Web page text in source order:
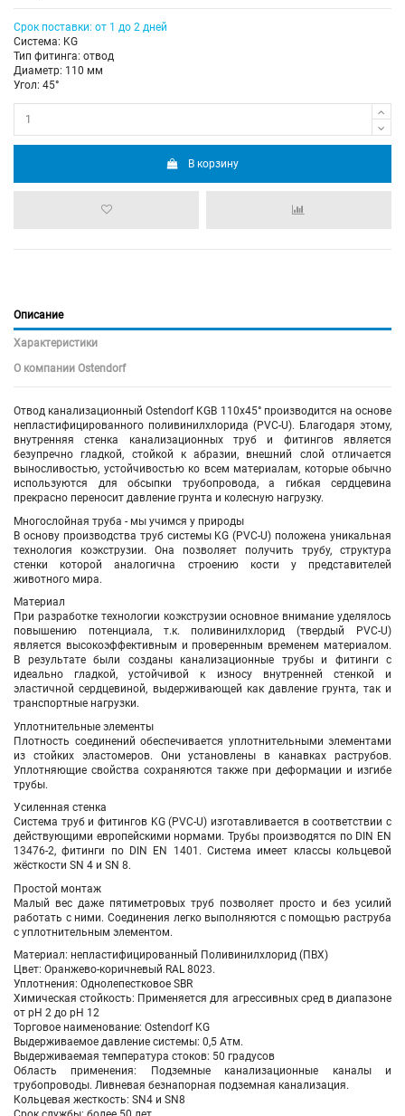
Срок поставки: от 1 до 2 дней
Система: KG
Тип фитинга: отвод
Диаметр: 110 мм
Угол: 45°
В корзину
Описание
Характеристики
О компании Ostendorf
Отвод канализационный Ostendorf KGB 110х45° производится на основе
непластифицированного поливинилхлорида (PVC-U). Благодаря этому,
внутренняя стенка канализационных труб и фитингов является
безупречно гладкой, стойкой к абразии, внешний слой отличается
выносливостью, устойчивостью ко всем материалам, которые обычно
используются для обсыпки трубопровода, а гибкая сердцевина
прекрасно переносит давление грунта и колесную нагрузку.
Многослойная труба - мы учимся у природы
В основу производства труб системы KG (PVC-U) положена уникальная
технология коэкструзии. Она позволяет получить трубу, структура
стенки которой аналогична строению кости у представителей
животного мира.
Материал
При разработке технологии коэкструзии основное внимание уделялось
повышению потенциала, т.к. поливинилхлорид (твердый PVC-U)
является высокоэффективным и проверенным временем материалом.
В результате были созданы канализационные трубы и фитинги с
идеально гладкой, устойчивой к износу внутренней стенкой и
эластичной сердцевиной, выдерживающей как давление грунта, так и
транспортные нагрузки.
Уплотнительные элементы
Плотность соединений обеспечивается уплотнительными элементами
из стойких эластомеров. Они установлены в канавках раструбов.
Уплотняющие свойства сохраняются также при деформации и изгибе
трубы.
Усиленная стенка
Система труб и фитингов KG (PVC-U) изготавливается в соответствии с
действующими европейскими нормами. Трубы производятся по DIN EN
13476-2, фитинги по DIN EN 1401. Система имеет классы кольцевой
жёсткости SN 4 и SN 8.
Простой монтаж
Малый вес даже пятиметровых труб позволяет просто и без усилий
работать с ними. Соединения легко выполняются с помощью раструба
с уплотнительным элементом.
Материал: непластифицированный Поливинилхлорид (ПВХ)
Цвет: Оранжево-коричневый RAL 8023.
Уплотнения: Однолепестковое SBR
Химическая стойкость: Применяется для агрессивных сред в диапазоне
от pH 2 до pH 12
Торговое наименование: Ostendorf KG
Выдерживаемое давление системы: 0,5 Атм.
Выдерживаемая температура стоков: 50 градусов
Область применения: Подземные канализационные каналы и
трубопроводы. Ливневая безнапорная подземная канализация.
Кольцевая жесткость: SN4 и SN8